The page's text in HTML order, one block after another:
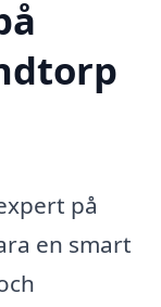
på
en smart